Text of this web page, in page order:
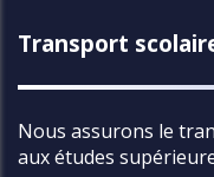
Transport
Nous assurons le
aux études